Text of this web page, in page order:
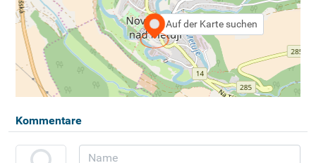
Auf der Karte suchen
Kommentare